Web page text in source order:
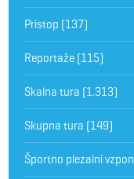
Pristop (137)
Reportaže(115)
Skalna tura (1.313)
Skupna tura (149)
Športno plezalni vzpon